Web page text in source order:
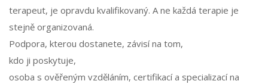
terapeut, je opravdu kvalifikovaný. A ne každá terapie je
stejně organizovaná.
Podpora, kterou dostanete, závisí na tom,
kdo ji poskytuje,
osoba s ověřeným vzděláním, certifikací a specializací na